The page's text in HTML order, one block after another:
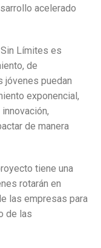
acelerado
Límites es
de
jóvenes puedan
exponencial,
de manera
tiene una
rotarán en
las empresas para
de las